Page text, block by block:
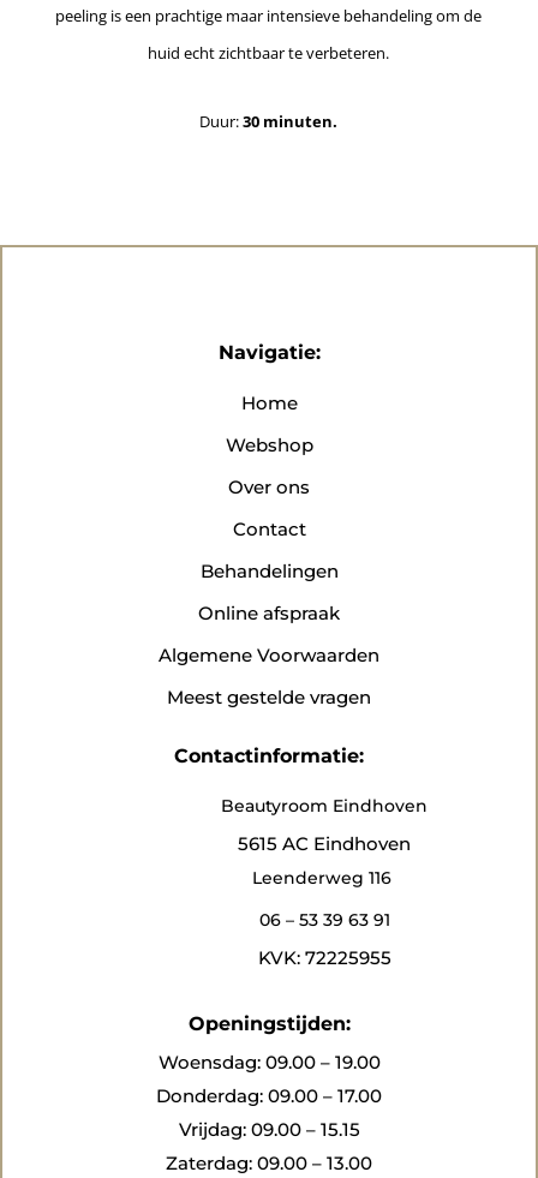
peeling is een prachtige maar intensieve behandeling om de
huid echt zichtbaar te verbeteren.
Duur:30 minuten.
Navigatie:
Home
Webshop
Over ons
Contact
Behandelingen
Online afspraak
Algemene Voorwaarden
Meest gestelde vragen
Contactinformatie:
Beautyroom Eindhoven
5615 AC Eindhoven
Leenderweg 116
06 – 53 39 63 91
KVK: 72225955
Openingstijden:
Woensdag: 09.00 – 19.00
Donderdag: 09.00 – 17.00
Vrijdag: 09.00 – 15.15
Zaterdag: 09.00 – 13.00